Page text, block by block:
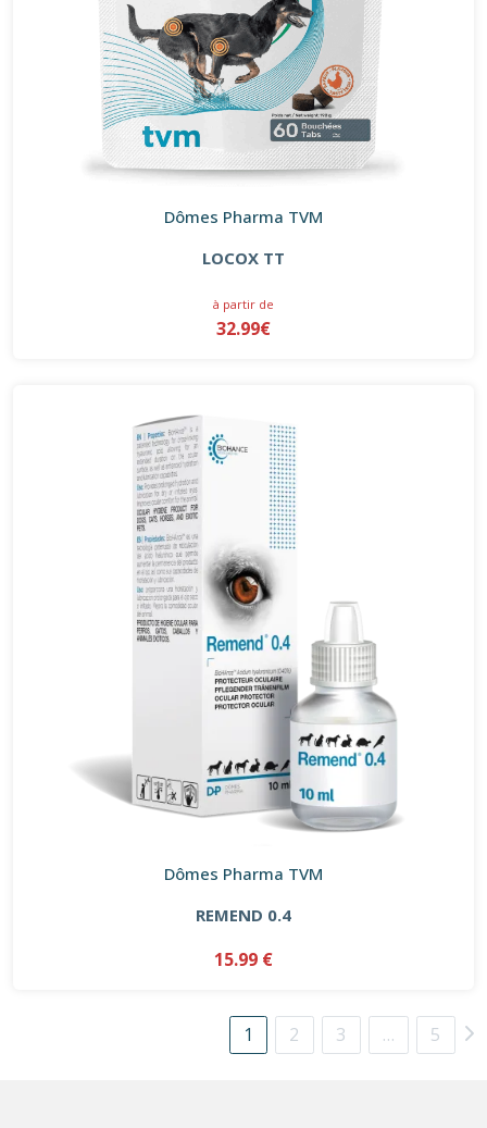
Dômes Pharma TVM
LOCOX TT
à partir de
32.99€
Dômes Pharma TVM
REMEND 0.4
15.99 €
1 2 3 … 5